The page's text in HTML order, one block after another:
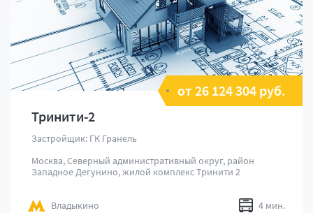
от 26 124 304 руб.
Тринити-2
Застройщик: ГК Гранель
Москва, Северный административный округ, район
Западное Дегунино, жилой комплекс Тринити 2
Владыкино 4 мин.